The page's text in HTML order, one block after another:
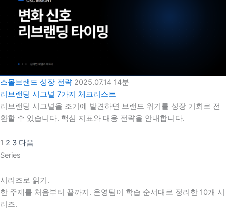
스몰브랜드 성장 전략 2025.07.14 14분
리브랜딩 시그널 7가지 체크리스트
리브랜딩 시그널을 조기에 발견하면 브랜드 위기를 성장 기회로 전
환할 수 있습니다. 핵심 지표와 대응 전략을 안내합니다.
1 2 3 다음
Series
시리즈로 읽기.
한 주제를 처음부터 끝까지. 운영팀이 학습 순서대로 정리한 10개 시
리즈.